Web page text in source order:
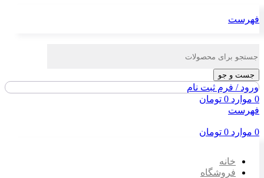
فهرست
جست و جو
ورود / فرم ثبت نام
0 موارد 0 تومان
فهرست
0 موارد 0 تومان
خانه
فروشگاه